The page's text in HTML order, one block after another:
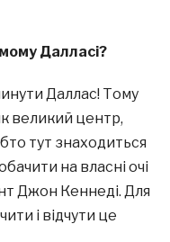
Далласі?
Даллас! Тому
великий центр,
тут знаходиться
на власні очі
Джон Кеннеді. Для
і відчути це